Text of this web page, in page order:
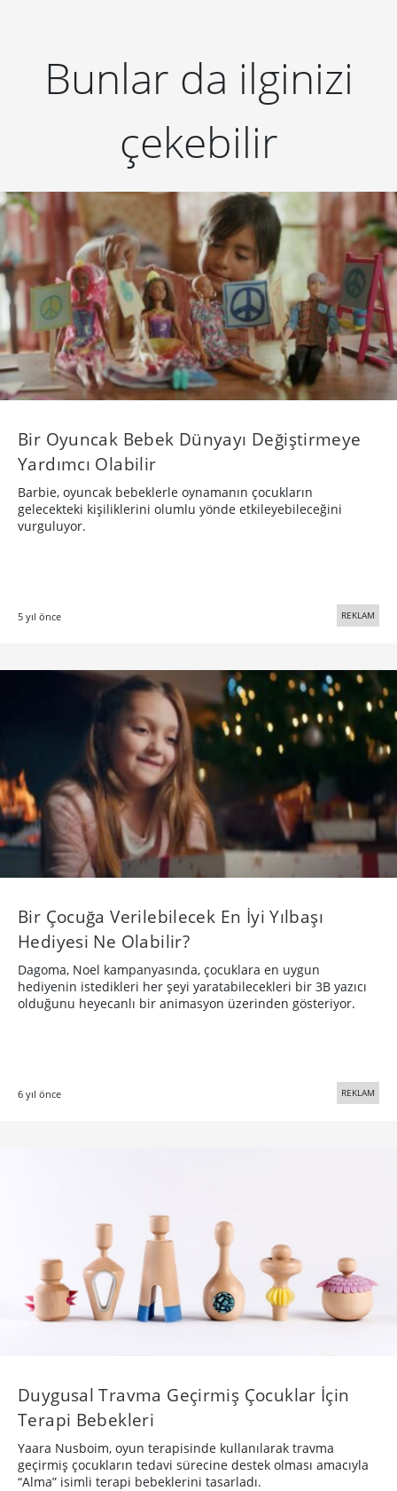
Bunlar da ilginizi
çekebilir
Bir Oyuncak Bebek Dünyayı Değiştirmeye
Yardımcı Olabilir
Barbie, oyuncak bebeklerle oynamanın çocukların
gelecekteki kişiliklerini olumlu yönde etkileyebileceğini
vurguluyor.
5 yıl önce REKLAM
Bir Çocuğa Verilebilecek En İyi Yılbaşı
Hediyesi Ne Olabilir?
Dagoma, Noel kampanyasında, çocuklara en uygun
hediyenin istedikleri her şeyi yaratabilecekleri bir 3B yazıcı
olduğunu heyecanlı bir animasyon üzerinden gösteriyor.
6 yıl önce REKLAM
Duygusal Travma Geçirmiş Çocuklar İçin
Terapi Bebekleri
Yaara Nusboim, oyun terapisinde kullanılarak travma
geçirmiş çocukların tedavi sürecine destek olması amacıyla
“Alma” isimli terapi bebeklerini tasarladı.